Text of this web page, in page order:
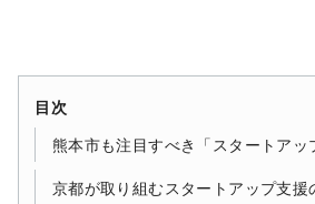
目次
熊本市も注目すべき「スタートアッ
京都が取り組むスタートアップ支援